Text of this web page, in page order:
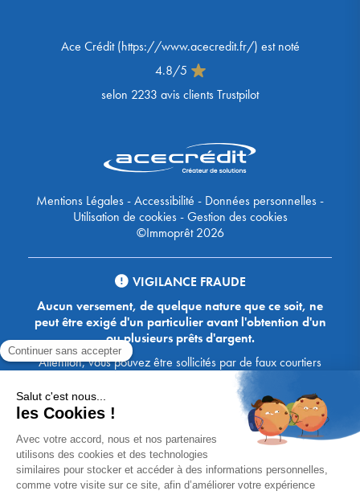
Ace Crédit(https://www.acecredit.fr/) est noté
4.8/5
selon 2233 avis clients Trustpilot
Mentions Légales-Accessibilité - Données personnelles-
Utilisation de cookies-Gestion des cookies
©Immoprêt 2026
VIGILANCE FRAUDE
Aucun versement, de quelque nature que ce soit, ne
peut être exigé d'un particulier avant l'obtention d'un
ou plusieurs prêts d'argent.
Attention, vous pouvez être sollicités par de faux courtiers
Ace Crédit / Immoprêt, qui vous proposent de bénéficier de
crédits, en vous demandant de transmettre des documents,
des fonds, des coordonnées bancaires, etc. Soyez vigilants :
Immoprêt ne demande jamais à ses clients de virer sur ses
comptes des sommes prêtées par les banques, à l'exception
des honoraires des agences. Les courtiers Ace Crédit /
Immoprêt vous écrivent toujours d'une adresse mail
xxxx@acecredit.fr ou xxxx@immopret.fr.